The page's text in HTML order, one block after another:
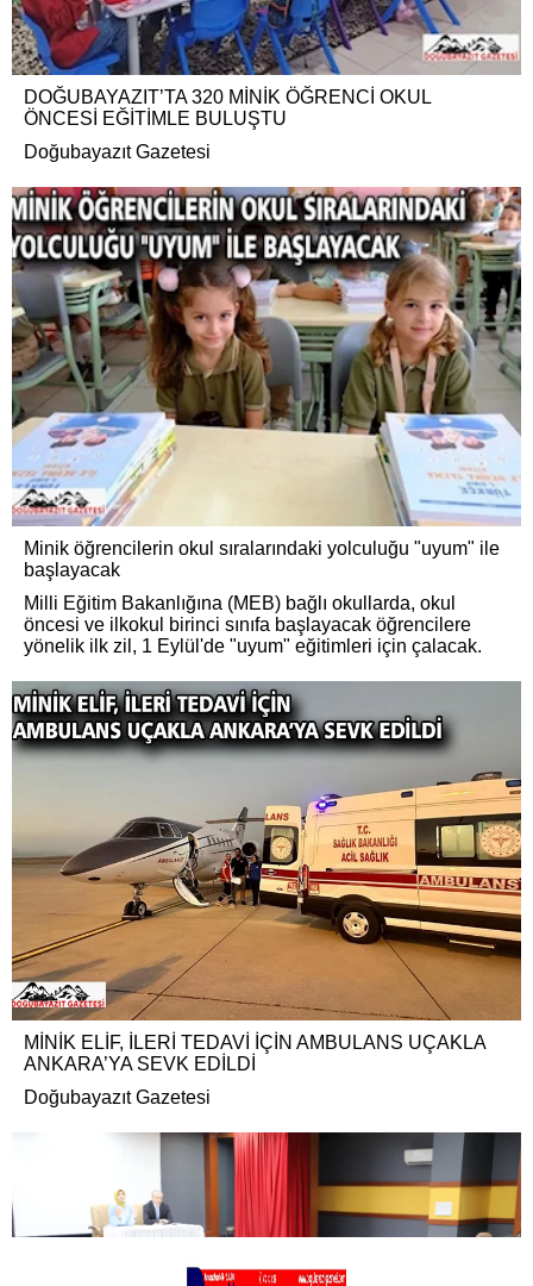
DOĞUBAYAZIT’TA 320 MİNİK ÖĞRENCİ OKUL
ÖNCESİ EĞİTİMLE BULUŞTU
Doğubayazıt Gazetesi
Minik öğrencilerin okul sıralarındaki yolculuğu "uyum" ile
başlayacak
Milli Eğitim Bakanlığına (MEB) bağlı okullarda, okul
öncesi ve ilkokul birinci sınıfa başlayacak öğrencilere
yönelik ilk zil, 1 Eylül'de "uyum" eğitimleri için çalacak.
MİNİK ELİF, İLERİ TEDAVİ İÇİN AMBULANS UÇAKLA
ANKARA’YA SEVK EDİLDİ
Doğubayazıt Gazetesi